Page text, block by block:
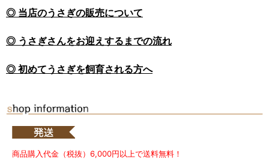
◎ 当店のうさぎの販売について
◎ うさぎさんをお迎えするまでの流れ
◎ 初めてうさぎを飼育される方へ
商品購入代金（税抜）6,000円以上で送料無料！